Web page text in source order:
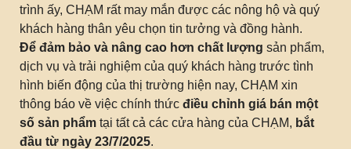
trình ấy, CHẠM rất may mắn được các nông hộ và quý
khách hàng thân yêu chọn tin tưởng và đồng hành.
Để đảm bảo và nâng cao hơn chất lượng sản phẩm,
dịch vụ và trải nghiệm của quý khách hàng trước tình
hình biến động của thị trường hiện nay, CHẠM xin
thông báo về việc chính thức điều chỉnh giá bán một
số sản phẩm tại tất cả các cửa hàng của CHẠM, bắt
đầu từ ngày 23/7/2025.